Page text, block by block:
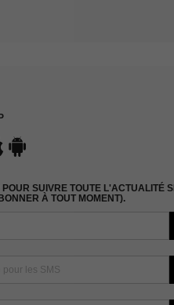
SUIVRE TOUTE L'ACTUALITÉ
À TOUT MOMENT).